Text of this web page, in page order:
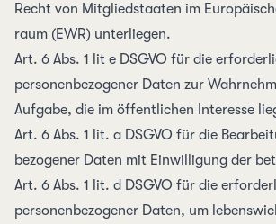
Recht von Mitgliedstaaten im
raum (EWR) unterliegen.
Art. 6 Abs. 1 lit e DSGVO für die
personen­bezogener Daten zur
Aufgabe, die im öffent­lichen Interesse
Art. 6 Abs. 1 lit. a DSGVO für die
bezogener Daten mit Ein­willigung der
Art. 6 Abs. 1 lit. d DSGVO für die
personen­bezogener Daten, um